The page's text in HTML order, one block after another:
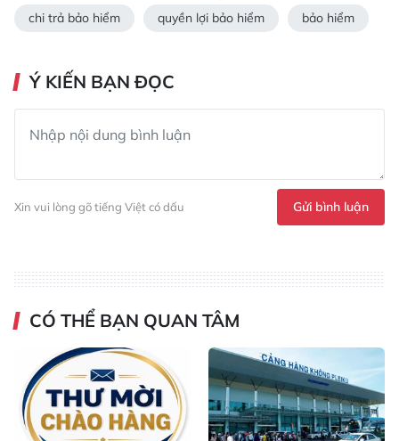
chi trả bảo hiểm quyền lợi bảo hiểm bảo hiểm
Ý KIẾN BẠN ĐỌC
Xin vui lòng gõ tiếng Việt có dấu Gửi bình luận
CÓ THỂ BẠN QUAN TÂM